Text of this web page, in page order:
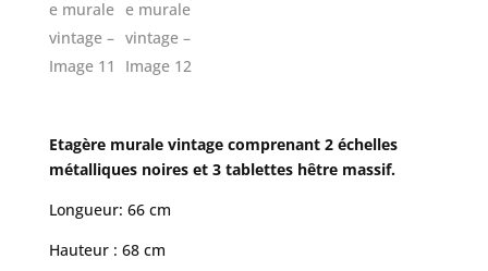
Etagère murale vintage comprenant 2 échelles
métalliques noires et 3 tablettes hêtre massif.
Longueur: 66 cm
Hauteur : 68 cm